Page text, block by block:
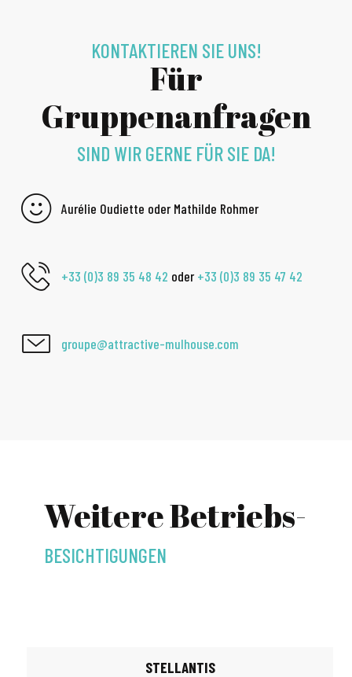
KONTAKTIEREN SIE UNS!
Für
Gruppenanfragen
SIND WIR GERNE FÜR SIE DA!
Aurélie Oudiette oder Mathilde Rohmer
+33 (0)3 89 35 48 42 oder+33 (0)3 89 35 47 42
groupe@attractive-mulhouse.com
Weitere Betriebs-
BESICHTIGUNGEN
STELLANTIS